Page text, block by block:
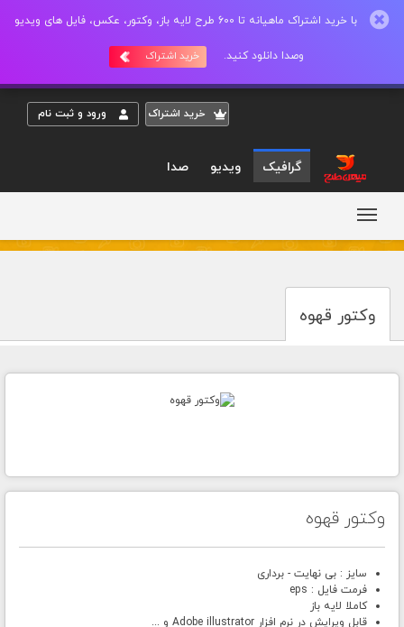
با خرید اشتراک ماهیانه تا 600 طرح لایه باز، وکتور، عکس، فایل های ویدیو
وصدا دانلود کنید. خرید اشتراک
خريد اشتراک ورود و ثبت نام
گرافیک ویدیو صدا
وکتور قهوه
وکتور قهوه
سایز : بی نهایت - برداری
فرمت فایل : eps
کاملا لایه باز
قابل ویرایش در نرم افزار Adobe illustrator و ...